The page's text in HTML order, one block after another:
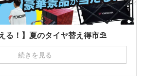
る！】夏のタイヤ替え得市⛱
続きを見る